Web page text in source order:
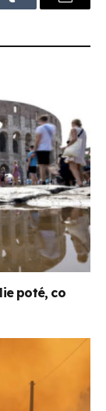
Tumblr Email
poté, co